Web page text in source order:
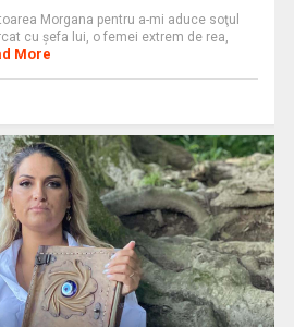
Morgana pentru a-mi aduce soţul
cu şefa lui, o femei extrem de rea,
More